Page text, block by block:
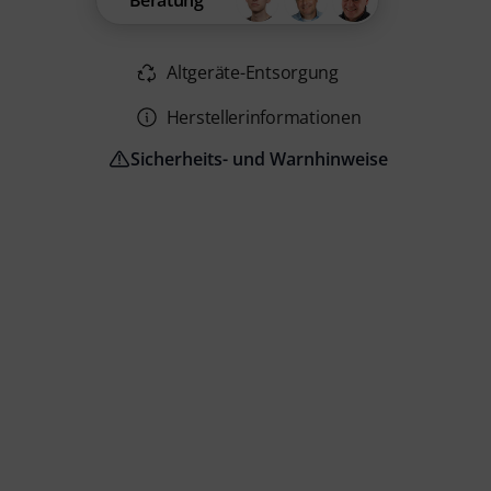
Altgeräte-Entsorgung
Herstellerinformationen
Sicherheits- und Warnhinweise